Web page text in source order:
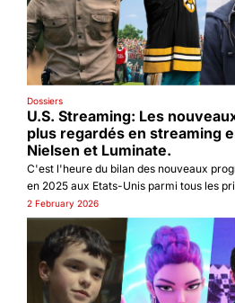
Dossiers
U.S. Streaming: Les
plus regardés en streaming
Nielsen et Luminate.
C'est l'heure du bilan des nouveaux
en 2025 aux Etats-Unis parmi tous les
2 February 2026